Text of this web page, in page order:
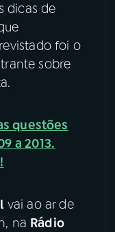
dicas de
foi o
sobre
questões
a 2013.
vai ao ar de
na Rádio